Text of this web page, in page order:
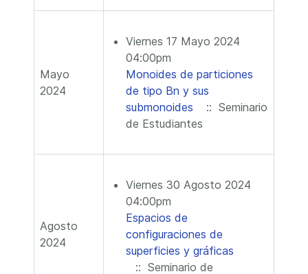
Mayo
2024
Viernes 17 Mayo 2024
04:00pm
Monoides de particiones
de tipo Bn y sus
submonoides
:: Seminario
de Estudiantes
Agosto
2024
Viernes 30 Agosto 2024
04:00pm
Espacios de
configuraciones de
superficies y gráficas
:: Seminario de